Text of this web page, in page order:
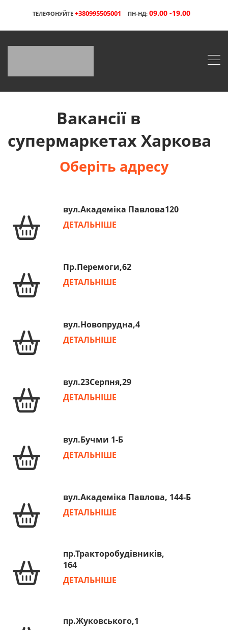
ТЕЛЕФОНУЙТЕ +380995505001 ПН-НД: 09.00 -19.00
Вакансії в
супермаркетах Харкова
Оберіть адресу
вул.Академіка Павлова120
ДЕТАЛЬНІШЕ
Пр.Перемоги,62
ДЕТАЛЬНІШЕ
вул.Новопрудна,4
ДЕТАЛЬНІШЕ
вул.23Серпня,29
ДЕТАЛЬНІШЕ
вул.Бучми 1-Б
ДЕТАЛЬНІШЕ
вул.Академіка Павлова, 144-Б
ДЕТАЛЬНІШЕ
пр.Тракторобудівників,
164
ДЕТАЛЬНІШЕ
пр.Жуковського,1